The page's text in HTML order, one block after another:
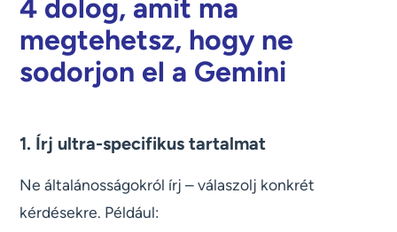
4 dolog, amit ma
megtehetsz, hogy ne
sodorjon el a Gemini
1. Írj ultra-specifikus tartalmat
Ne általánosságokról írj – válaszolj konkrét
kérdésekre. Például: